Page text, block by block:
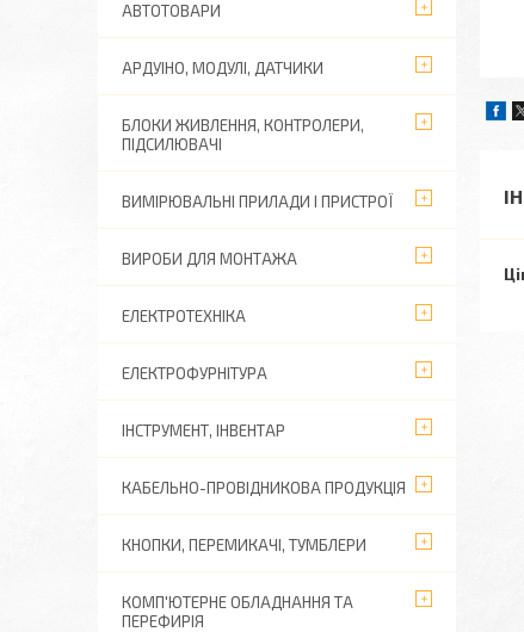
АВТОТОВАРИ
АРДУІНО, МОДУЛІ, ДАТЧИКИ
БЛОКИ ЖИВЛЕННЯ, КОНТРОЛЕРИ,
ПІДСИЛЮВАЧІ
ВИМІРЮВАЛЬНІ ПРИЛАДИ І ПРИСТРОЇ
ВИРОБИ ДЛЯ МОНТАЖА
ЕЛЕКТРОТЕХНІКА
ЕЛЕКТРОФУРНІТУРА
ІНСТРУМЕНТ, ІНВЕНТАР
КАБЕЛЬНО-ПРОВІДНИКОВА ПРОДУКЦІЯ
КНОПКИ, ПЕРЕМИКАЧІ, ТУМБЛЕРИ
КОМП'ЮТЕРНЕ ОБЛАДНАННЯ ТА
ПЕРЕФИРІЯ